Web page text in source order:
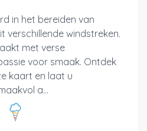
in het bereiden van
verschillende windstreken.
met verse
voor smaak. Ontdek
kaart en laat u
a...